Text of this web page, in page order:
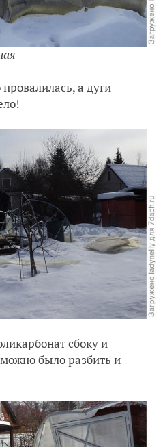
а дуги
сбоку и
было разбить и